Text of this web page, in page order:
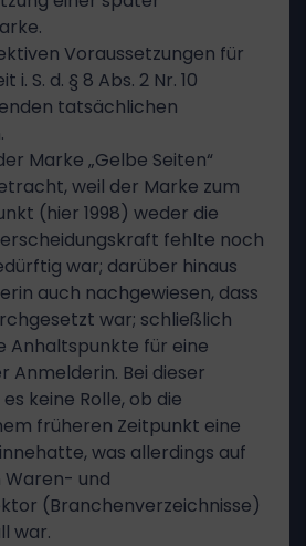
Voraussetzungen für
i. S. d. § 8 Abs. 2 Nr. 10
tatsächlichen
Marke „Gelbe Seiten“
weil der Marke zum
(hier 1998) weder die
fehlte noch
war; darüber hinaus
auch nachgewiesen, dass
war; schließlich
Anhaltspunkte für eine
Anmelderin. Bei dieser
keine Rolle, ob die
früheren Zeitpunkt eine
was allerdings auf
und
(Branchenverzeichnisse)
war.